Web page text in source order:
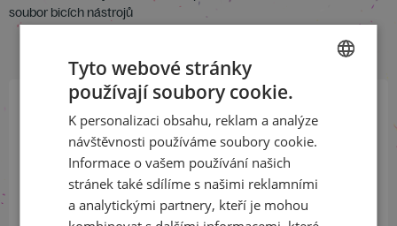
soubor bicích nástrojů
Přihlaste se k našemu newsletteru
a buďte jako první v obraze
ODEBÍRAT NEWSLETTER
ENGLISH
Tyto webové stránky
používají soubory cookie.
K personalizaci obsahu, reklam a analýze
návštěvnosti používáme soubory cookie.
Informace o vašem používání našich
stránek také sdílíme s našimi reklamními
a analytickými partnery, kteří je mohou